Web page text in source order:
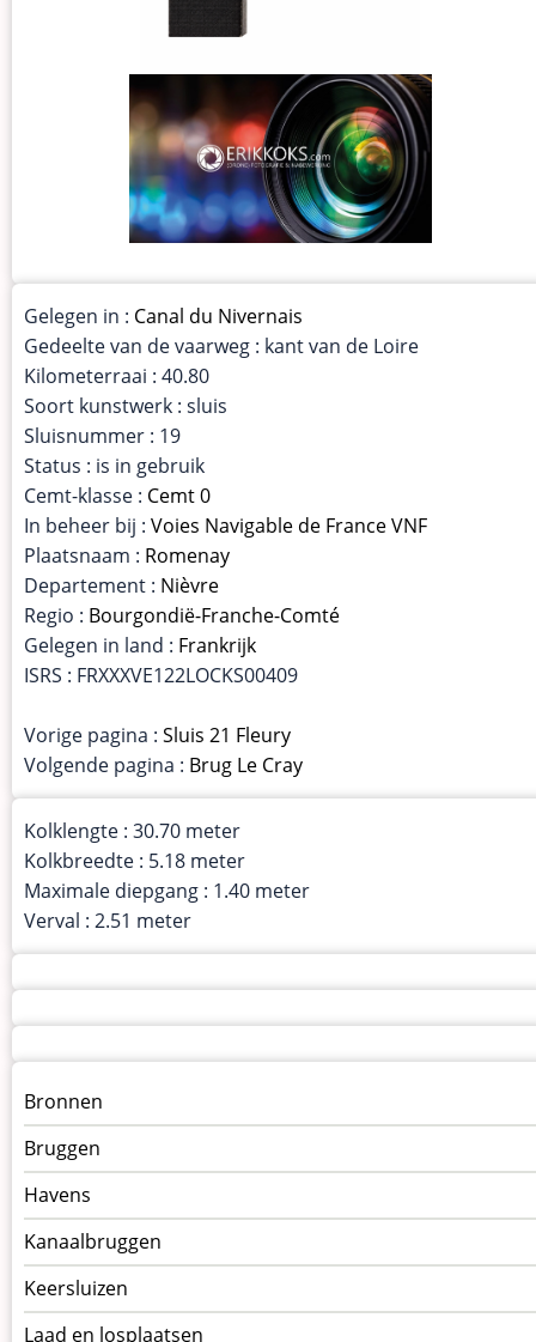
Gelegen in : Canal du Nivernais
Gedeelte van de vaarweg : kant van de Loire
Kilometerraai : 40.80
Soort kunstwerk : sluis
Sluisnummer : 19
Status : is in gebruik
Cemt-klasse : Cemt 0
In beheer bij : Voies Navigable de France VNF
Plaatsnaam : Romenay
Departement : Nièvre
Regio : Bourgondië-Franche-Comté
Gelegen in land : Frankrijk
ISRS : FRXXXVE122LOCKS00409
Vorige pagina : Sluis 21 Fleury
Volgende pagina : Brug Le Cray
Kolklengte : 30.70 meter
Kolkbreedte : 5.18 meter
Maximale diepgang : 1.40 meter
Verval : 2.51 meter
Menu
kunstwerken
op
kunstwerkpagina
Bronnen
Bruggen
Havens
Kanaalbruggen
Keersluizen
Laad en losplaatsen